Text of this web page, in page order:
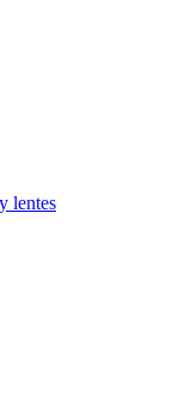
lentes